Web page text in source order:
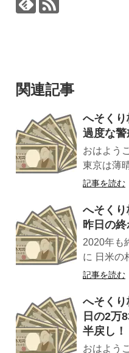
関連記事
へそく
過度な警
おはよう
東京は薄
記事を読む
へそく
昨日の
2020年も
に 日米の
記事を読む
へそく
日の2万
半戻し！
おはよう